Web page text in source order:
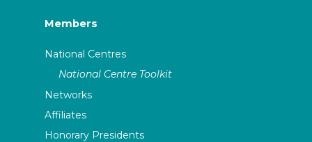
Members
National Centres
National Centre Toolkit
Networks
Affiliates
Honorary Presidents